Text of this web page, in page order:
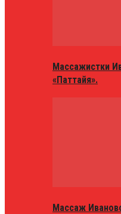
Массажистки
«Паттайя».
Массаж